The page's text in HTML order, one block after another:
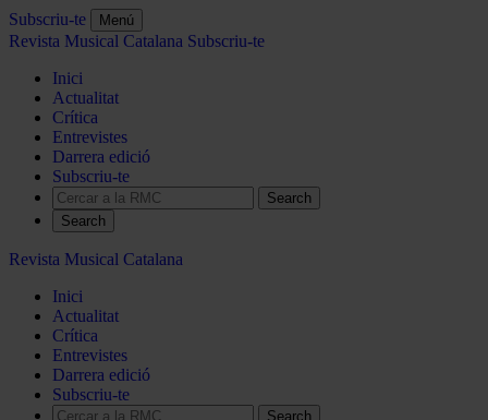
Subscriu-te Menú
Revista Musical Catalana Subscriu-te
Inici
Actualitat
Crítica
Entrevistes
Darrera edició
Subscriu-te
Search
Revista Musical Catalana
Inici
Actualitat
Crítica
Entrevistes
Darrera edició
Subscriu-te